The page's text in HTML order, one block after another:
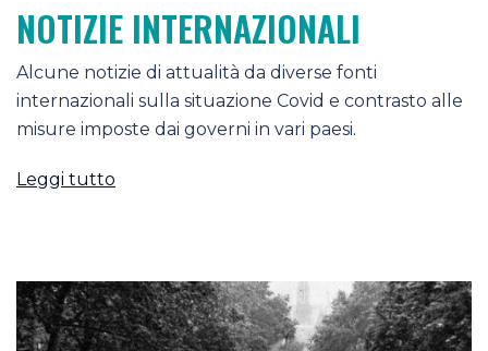
NOTIZIE INTERNAZIONALI
Alcune notizie di attualità da diverse fonti
internazionali sulla situazione Covid e contrasto alle
misure imposte dai governi in vari paesi.
Leggi tutto